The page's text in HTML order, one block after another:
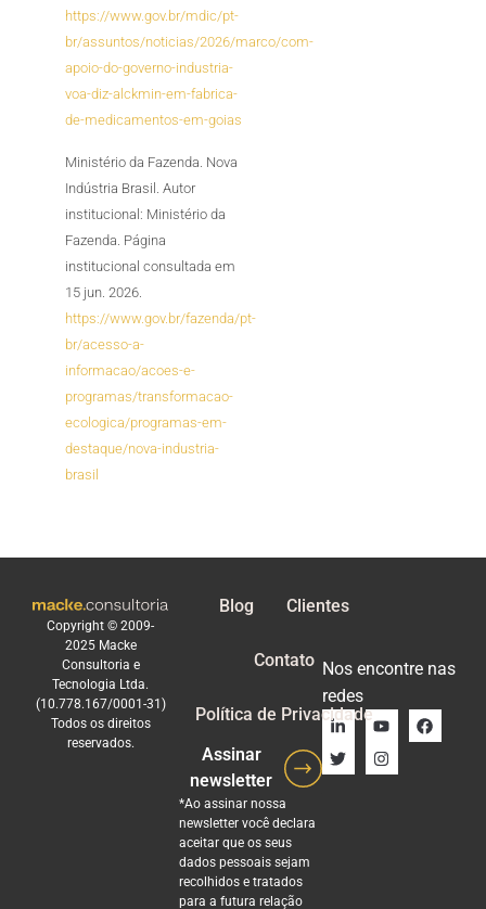
https://www.gov.br/mdic/pt-
br/assuntos/noticias/2026/marco/com-
apoio-do-governo-industria-
voa-diz-alckmin-em-fabrica-
de-medicamentos-em-goias
Ministério da Fazenda. Nova
Indústria Brasil. Autor
institucional: Ministério da
Fazenda. Página
institucional consultada em
15 jun. 2026.
https://www.gov.br/fazenda/pt-
br/acesso-a-
informacao/acoes-e-
programas/transformacao-
ecologica/programas-em-
destaque/nova-industria-
brasil
Copyright © 2009-
2025 Macke
Consultoria e
Tecnologia Ltda.
(10.778.167/0001-31)
Todos os direitos
reservados.
Blog Clientes
Contato
Política de Privacidade
Assinar
newsletter
*Ao assinar nossa
newsletter você declara
aceitar que os seus
dados pessoais sejam
recolhidos e tratados
para a futura relação
Nos encontre nas
redes